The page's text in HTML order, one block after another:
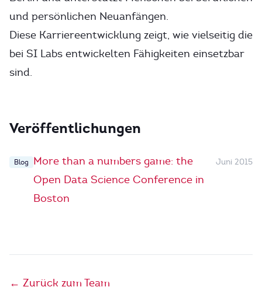
und persönlichen Neuanfängen.
Diese Karriereentwicklung zeigt, wie vielseitig die
bei SI Labs entwickelten Fähigkeiten einsetzbar
sind.
Veröffentlichungen
Blog
More than a numbers game: the
Open Data Science Conference in
Boston
Juni 2015
← Zurück zum Team